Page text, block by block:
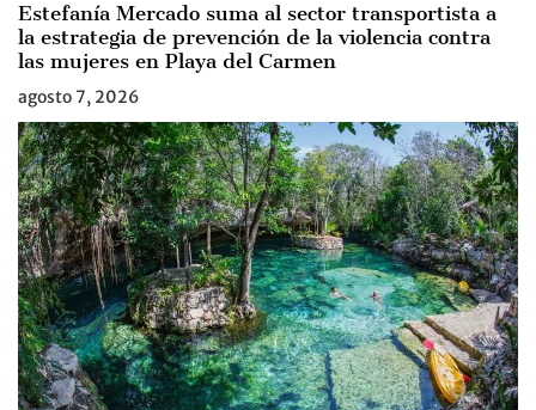
Estefanía Mercado suma al sector transportista a
la estrategia de prevención de la violencia contra
las mujeres en Playa del Carmen
agosto 7, 2026